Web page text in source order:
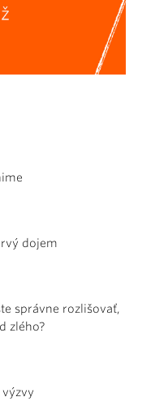
dojem
správne rozlišovať,
zlého?